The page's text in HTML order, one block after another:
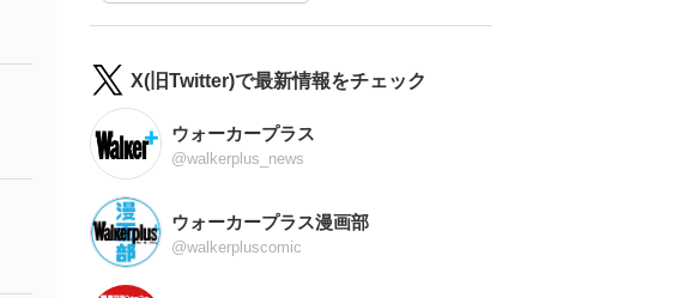
X(旧Twitter)で最新情報をチェック
ウォーカープラス
@walkerplus_news
ウォーカープラス漫画部
@walkerpluscomic